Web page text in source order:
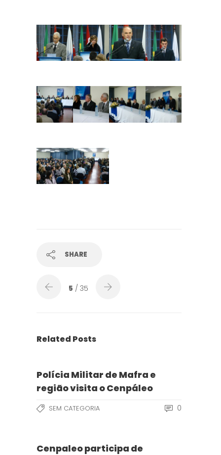
SHARE
5 / 35
Related Posts
Polícia Militar de Mafra e
região visita o Cenpáleo
SEM CATEGORIA 0
Cenpaleo participa de